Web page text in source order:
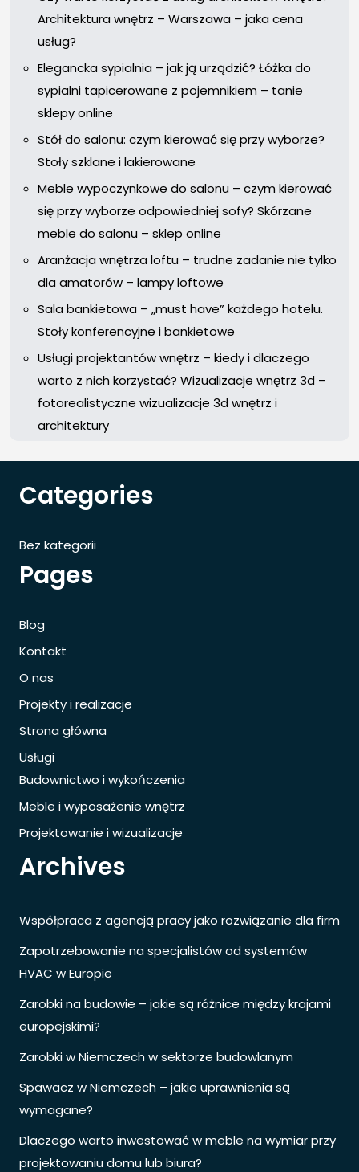
Architektura wnętrz – Warszawa – jaka cena
usług?
Elegancka sypialnia – jak ją urządzić? Łóżka do
sypialni tapicerowane z pojemnikiem – tanie
sklepy online
Stół do salonu: czym kierować się przy wyborze?
Stoły szklane i lakierowane
Meble wypoczynkowe do salonu – czym kierować
się przy wyborze odpowiedniej sofy? Skórzane
meble do salonu – sklep online
Aranżacja wnętrza loftu – trudne zadanie nie tylko
dla amatorów – lampy loftowe
Sala bankietowa – „must have” każdego hotelu.
Stoły konferencyjne i bankietowe
Usługi projektantów wnętrz – kiedy i dlaczego
warto z nich korzystać? Wizualizacje wnętrz 3d –
fotorealistyczne wizualizacje 3d wnętrz i
architektury
Categories
Bez kategorii
Pages
Blog
Kontakt
O nas
Projekty i realizacje
Strona główna
Usługi
Budownictwo i wykończenia
Meble i wyposażenie wnętrz
Projektowanie i wizualizacje
Archives
Współpraca z agencją pracy jako rozwiązanie dla firm
Zapotrzebowanie na specjalistów od systemów
HVAC w Europie
Zarobki na budowie – jakie są różnice między krajami
europejskimi?
Zarobki w Niemczech w sektorze budowlanym
Spawacz w Niemczech – jakie uprawnienia są
wymagane?
Dlaczego warto inwestować w meble na wymiar przy
projektowaniu domu lub biura?